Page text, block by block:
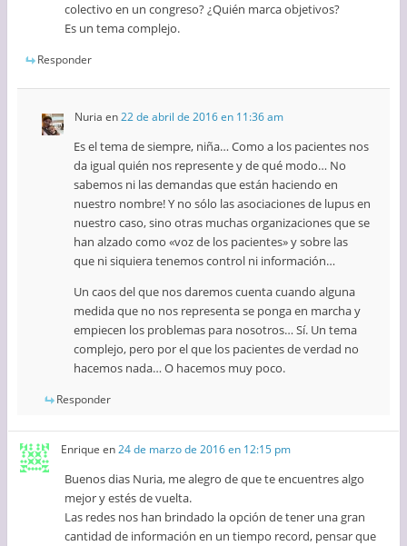
colectivo en un congreso? ¿Quién marca objetivos?
Es un tema complejo.
Responder
Nuria en22 de abril de 2016 en 11:36 am
Es el tema de siempre, niña… Como a los pacientes nos
da igual quién nos represente y de qué modo… No
sabemos ni las demandas que están haciendo en
nuestro nombre! Y no sólo las asociaciones de lupus en
nuestro caso, sino otras muchas organizaciones que se
han alzado como «voz de los pacientes» y sobre las
que ni siquiera tenemos control ni información…
Un caos del que nos daremos cuenta cuando alguna
medida que no nos representa se ponga en marcha y
empiecen los problemas para nosotros… Sí. Un tema
complejo, pero por el que los pacientes de verdad no
hacemos nada… O hacemos muy poco.
Responder
Enrique en24 de marzo de 2016 en 12:15 pm
Buenos dias Nuria, me alegro de que te encuentres algo
mejor y estés de vuelta.
Las redes nos han brindado la opción de tener una gran
cantidad de información en un tiempo record, pensar que